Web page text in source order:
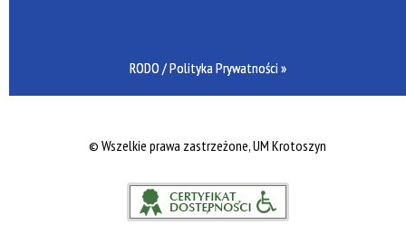
RODO / Polityka Prywatności »
© Wszelkie prawa zastrzeżone, UM Krotoszyn